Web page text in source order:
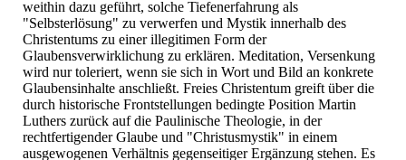
weithin dazu geführt, solche Tiefenerfahrung als
"Selbsterlösung" zu verwerfen und Mystik innerhalb des
Christentums zu einer illegitimen Form der
Glaubensverwirklichung zu erklären. Meditation, Versenkung
wird nur toleriert, wenn sie sich in Wort und Bild an konkrete
Glaubensinhalte anschließt. Freies Christentum greift über die
durch historische Frontstellungen bedingte Position Martin
Luthers zurück auf die Paulinische Theologie, in der
rechtfertigender Glaube und "Christusmystik" in einem
ausgewogenen Verhältnis gegenseitiger Ergänzung stehen. Es